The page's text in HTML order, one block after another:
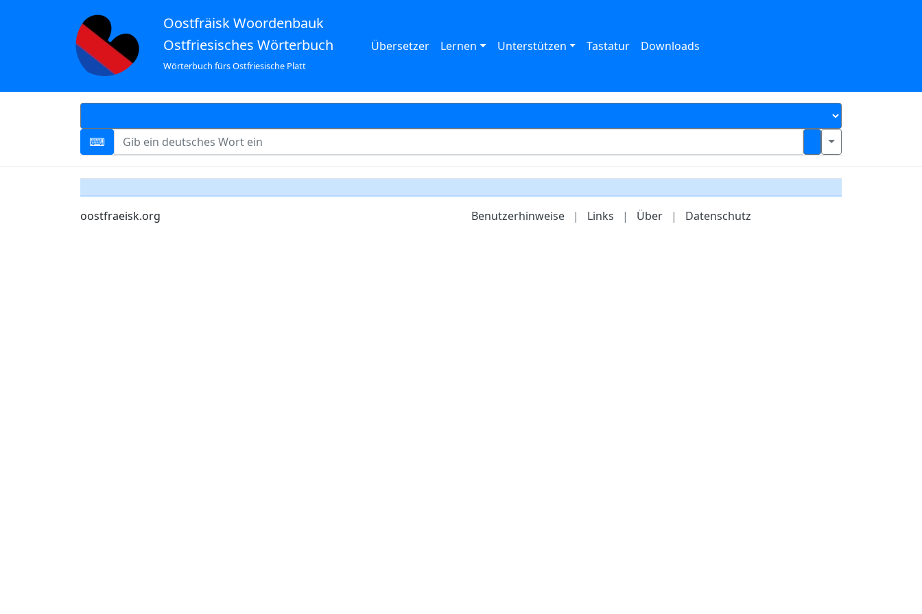
Oostfräisk Woordenbauk
Ostfriesisches Wörterbuch
Wörterbuch fürs Ostfriesische Platt
Übersetzer Lernen Unterstützen Tastatur Downloads
oostfraeisk.org Benutzerhinweise | Links | Über | Datenschutz